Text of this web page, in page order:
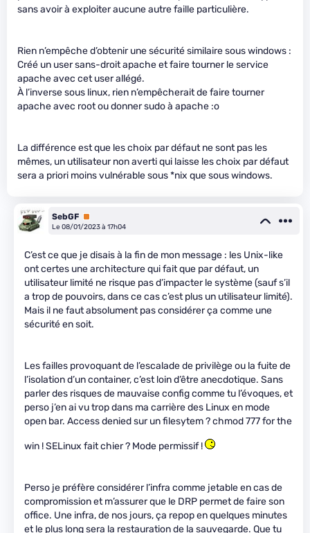
sans avoir à exploiter aucune autre faille particulière.
Rien n’empêche d’obtenir une sécurité similaire sous windows :
Créé un user sans-droit apache et faire tourner le service
apache avec cet user allégé.
À l’inverse sous linux, rien n’empêcherait de faire tourner
apache avec root ou donner sudo à apache :o
La différence est que les choix par défaut ne sont pas les
mêmes, un utilisateur non averti qui laisse les choix par défaut
sera a priori moins vulnérable sous *nix que sous windows.
SebGF Premium
Le 08/01/2023 à 17h04
C’est ce que je disais à la fin de mon message : les Unix-like
ont certes une architecture qui fait que par défaut, un
utilisateur limité ne risque pas d’impacter le système (sauf s’il
a trop de pouvoirs, dans ce cas c’est plus un utilisateur limité).
Mais il ne faut absolument pas considérer ça comme une
sécurité en soit.
Les failles provoquant de l’escalade de privilège ou la fuite de
l’isolation d’un container, c’est loin d’être anecdotique. Sans
parler des risques de mauvaise config comme tu l’évoques, et
perso j’en ai vu trop dans ma carrière des Linux en mode
open bar. Access denied sur un filesytem ? chmod 777 for the
win ! SELinux fait chier ? Mode permissif !
Perso je préfère considérer l’infra comme jetable en cas de
compromission et m’assurer que le DRP permet de faire son
office. Une infra, de nos jours, ça repop en quelques minutes
et le plus long sera la restauration de la sauvegarde. Que tu